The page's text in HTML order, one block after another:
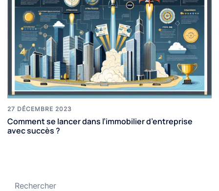
27 DÉCEMBRE 2023
Comment se lancer dans l’immobilier d’entreprise
avec succès ?
Rechercher